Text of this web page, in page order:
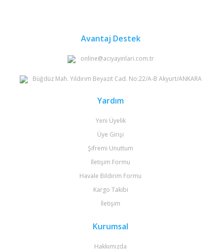
Avantaj Destek
online@aciyayinlari.com.tr
Büğdüz Mah. Yıldırım Beyazıt Cad. No:22/A-B Akyurt/ANKARA
Yardım
Yeni Üyelik
Üye Girişi
Şifremi Unuttum
İletişim Formu
Havale Bildirim Formu
Kargo Takibi
İletişim
Kurumsal
Hakkımızda